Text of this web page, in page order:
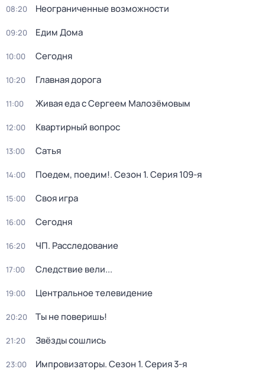
08:20 Неограниченные возможности
09:20 Едим Дома
10:00 Сегодня
10:20 Главная дорога
11:00 Живая еда с Сергеем Малозёмовым
12:00 Квартирный вопрос
13:00 Сатья
14:00 Поедем, поедим!. Сезон 1. Серия 109-я
15:00 Своя игра
16:00 Сегодня
16:20 ЧП. Расследование
17:00 Следствие вели...
19:00 Центральное телевидение
20:20 Ты не поверишь!
21:20 Звёзды сошлись
23:00 Импровизаторы. Сезон 1. Серия 3-я